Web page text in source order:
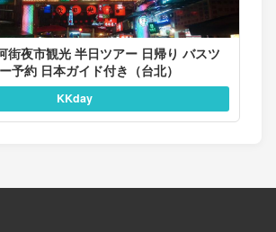
街夜市観光 半日ツアー 日帰り バスツ
予約 日本ガイド付き（台北）
KKday